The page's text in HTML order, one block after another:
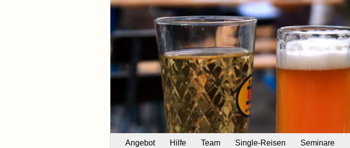
Angebot Hilfe Team Single-Reisen Seminare